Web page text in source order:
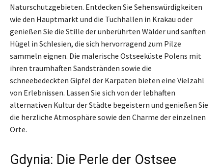
Naturschutzgebieten. Entdecken Sie Sehenswürdigkeiten
wie den Hauptmarkt und die Tuchhallen in Krakau oder
genießen Sie die Stille der unberührten Wälder und sanften
Hügel in Schlesien, die sich hervorragend zum Pilze
sammeln eignen. Die malerische Ostseeküste Polens mit
ihren traumhaften Sandstränden sowie die
schneebedeckten Gipfel der Karpaten bieten eine Vielzahl
von Erlebnissen. Lassen Sie sich von der lebhaften
alternativen Kultur der Städte begeistern und genießen Sie
die herzliche Atmosphäre sowie den Charme der einzelnen
Orte.
Gdynia: Die Perle der Ostsee